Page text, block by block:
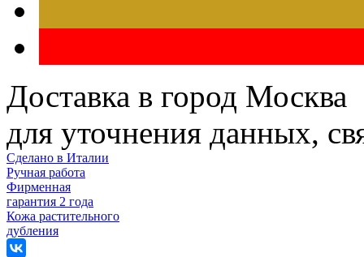
Доставка в город Москва
для уточнения данных,
Сделано в Италии
Ручная работа
Фирменная
гарантия 2 года
Кожа растительного
дубления